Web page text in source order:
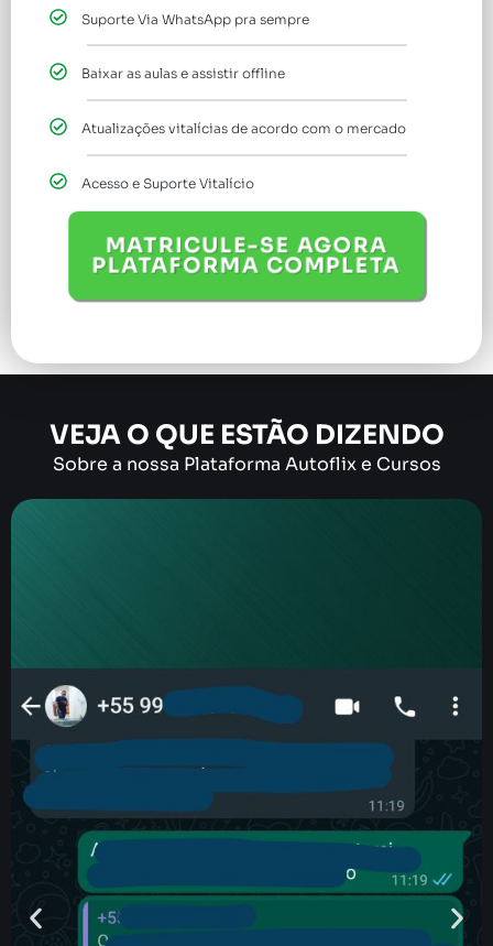
Suporte Via WhatsApp pra sempre
Baixar as aulas e assistir offline
Atualizações vitalícias de acordo com o mercado
Acesso e Suporte Vitalício
MATRICULE-SE AGORA
PLATAFORMA COMPLETA
VEJA O QUE ESTÃO DIZENDO
Sobre a nossa Plataforma Autoflix e Cursos